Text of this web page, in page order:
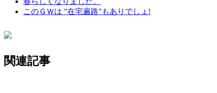
このＧＷは ”在宅遍路”もありでしょ!
関連記事